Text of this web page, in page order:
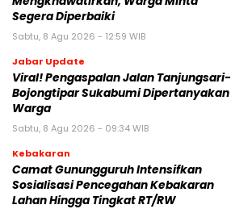
Segera Diperbaiki
Sabtu, 8 Agu 2026 - 12:59 WIB
Jabar Update
Viral! Pengaspalan Jalan Tanjungsari-
Bojongtipar Sukabumi Dipertanyakan
Warga
Sabtu, 8 Agu 2026 - 09:34 WIB
Kebakaran
‎‎Camat Gunungguruh Intensifkan
Sosialisasi Pencegahan Kebakaran
Lahan Hingga Tingkat RT/RW‎